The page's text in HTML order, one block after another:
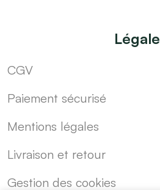
Légale
CGV
Paiement sécurisé
Mentions légales
Livraison et retour
Gestion des cookies